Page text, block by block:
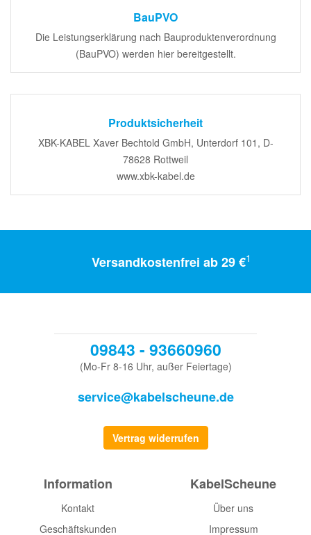
BauPVO
Die Leistungserklärung nach Bauproduktenverordnung
(BauPVO) werden hier bereitgestellt.
Produktsicherheit
XBK-KABEL Xaver Bechtold GmbH, Unterdorf 101, D-
78628 Rottweil
www.xbk-kabel.de
Versandkostenfrei ab 29 €1
09843 - 93660960
(Mo-Fr 8-16 Uhr, außer Feiertage)
service@kabelscheune.de
Vertrag widerrufen
Information
Kontakt
Geschäftskunden
KabelScheune
Über uns
Impressum